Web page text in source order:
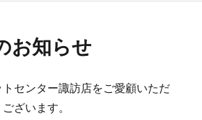
お知らせ
トセンター諏訪店をご愛顧いただ
ざいます。